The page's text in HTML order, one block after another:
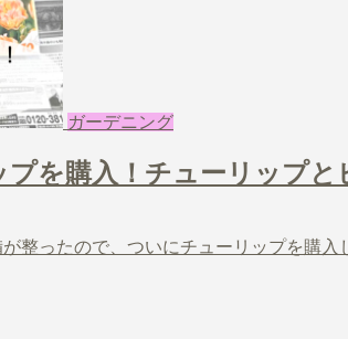
ガーデニング
を購入！チューリップと
整ったので、ついにチューリップを購